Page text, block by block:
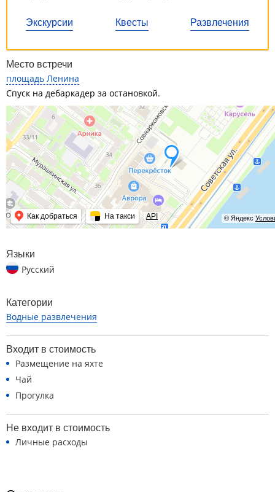
Экскурсии Квесты Развлечения
Место встречи
площадь Ленина
Спуск на дебаркадер за остановкой.
© Яндекс
Как добраться На такси API
Языки
Русский
Категории
Водные развлечения
Входит в стоимость
Размещение на яхте
Чай
Прогулка
Не входит в стоимость
Личные расходы